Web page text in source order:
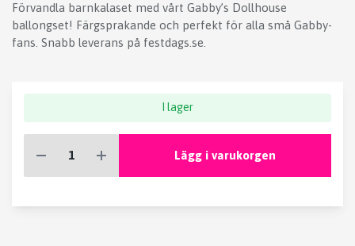
Förvandla barnkalaset med vårt Gabby’s Dollhouse
ballongset! Färgsprakande och perfekt för alla små Gabby-
fans. Snabb leverans på festdags.se.
I lager
Lägg i varukorgen